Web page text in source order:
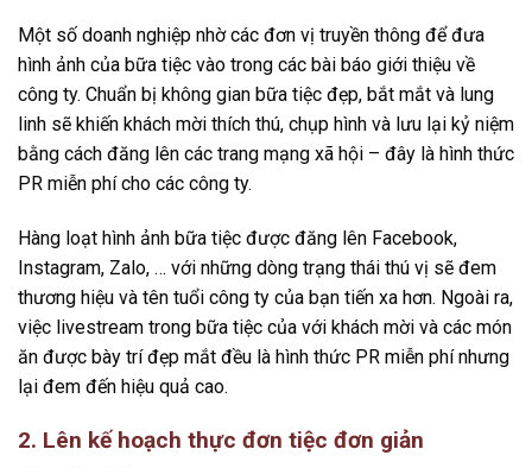
Một số doanh nghiệp nhờ các đơn vị truyền thông để đưa
hình ảnh của bữa tiệc vào trong các bài báo giới thiệu về
công ty. Chuẩn bị không gian bữa tiệc đẹp, bắt mắt và lung
linh sẽ khiến khách mời thích thú, chụp hình và lưu lại kỷ niệm
bằng cách đăng lên các trang mạng xã hội – đây là hình thức
PR miễn phí cho các công ty.
Hàng loạt hình ảnh bữa tiệc được đăng lên Facebook,
Instagram, Zalo, … với những dòng trạng thái thú vị sẽ đem
thương hiệu và tên tuổi công ty của bạn tiến xa hơn. Ngoài ra,
việc livestream trong bữa tiệc của với khách mời và các món
ăn được bày trí đẹp mắt đều là hình thức PR miễn phí nhưng
lại đem đến hiệu quả cao.
2. Lên kế hoạch thực đơn tiệc đơn giản